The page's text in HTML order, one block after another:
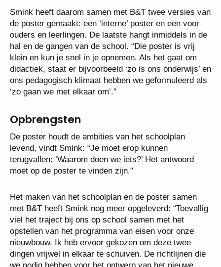
Smink heeft daarom samen met B&T twee versies van
de poster gemaakt: een ‘interne’ poster en een voor
ouders en leerlingen. De laatste hangt inmiddels in de
hal en de gangen van de school. “Die poster is vrij
klein en kun je snel in je opnemen. Als het gaat om
didactiek, staat er bijvoorbeeld ‘zo is ons onderwijs’ en
ons pedagogisch klimaat hebben we geformuleerd als
‘zo gaan we met elkaar om’.”
Opbrengsten
De poster houdt de ambities van het schoolplan
levend, vindt Smink: “Je moet erop kunnen
terugvallen: ‘Waarom doen we iets?’ Het antwoord
moet op de poster te vinden zijn.”
Het maken van het schoolplan en de poster samen
met B&T heeft Smink nog meer opgeleverd: “Toevallig
viel het traject bij ons op school samen met het
opstellen van het programma van eisen voor onze
nieuwbouw. Ik heb ervoor gekozen om deze twee
dingen vrijwel in elkaar te schuiven. De richtlijnen die